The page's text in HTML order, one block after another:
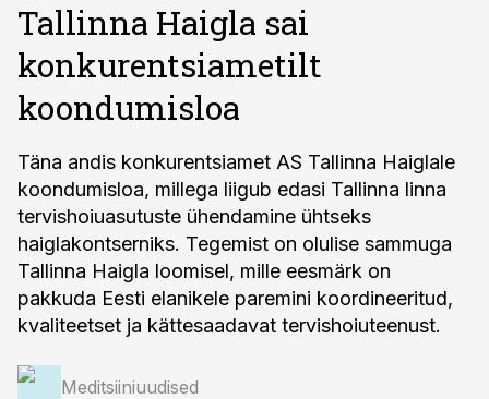
Tallinna Haigla sai
konkurentsiametilt
koondumisloa
Täna andis konkurentsiamet AS Tallinna Haiglale
koondumisloa, millega liigub edasi Tallinna linna
tervishoiuasutuste ühendamine ühtseks
haiglakontserniks. Tegemist on olulise sammuga
Tallinna Haigla loomisel, mille eesmärk on
pakkuda Eesti elanikele paremini koordineeritud,
kvaliteetset ja kättesaadavat tervishoiuteenust.
Meditsiiniuudised